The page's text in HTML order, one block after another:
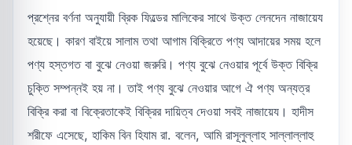
প্রশ্নের বর্ণনা অনুযায়ী ব্রিক ফিল্ডের মালিকের সাথে উক্ত লেনদেন নাজায়েয
হয়েছে। কারণ বাইয়ে সালাম তথা আগাম বিক্রিতে পণ্য আদায়ের সময় হলে
পণ্য হস্তগত বা বুঝে নেওয়া জরুরি। পণ্য বুঝে নেওয়ার পূর্বে উক্ত বিক্রি
চুক্তি সম্পন্নই হয় না। তাই পণ্য বুঝে নেওয়ার আগে ঐ পণ্য অন্যত্র
বিক্রি করা বা বিক্রেতাকেই বিক্রির দায়িত্ব দেওয়া সবই নাজায়েয। হাদীস
শরীফে এসেছে, হাকিম বিন হিযাম রা. বলেন, আমি রাসূলুল্লাহ সাল্লাল্লাহু